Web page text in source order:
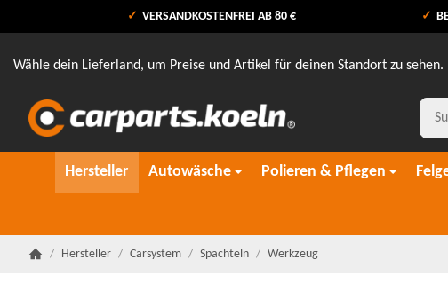
VERSANDKOSTENFREI AB 80 €
Wähle dein Lieferland, um Preise und Artikel für deinen Standort zu sehen.
Hersteller Autowäsche Polieren & Pflegen
/ Hersteller / Carsystem / Spachteln / Werkzeug